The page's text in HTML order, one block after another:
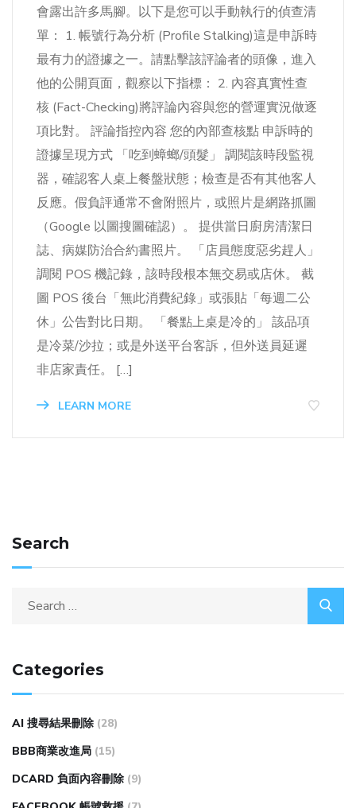
會露出許多馬腳。以下是您可以手動執行的偵查清
單： 1. 帳號行為分析 (Profile Stalking)這是申訴時
最有力的證據之一。請點擊該評論者的頭像，進入
他的公開頁面，觀察以下指標： 2. 內容真實性查
核 (Fact-Checking)將評論內容與您的營運實況做逐
項比對。 評論指控內容 您的內部查核點 申訴時的
證據呈現方式 「吃到蟑螂/頭髮」 調閱該時段監視
器，確認客人桌上餐盤狀態；檢查是否有其他客人
反應。假負評通常不會附照片，或照片是網路抓圖
（Google 以圖搜圖確認）。 提供當日廚房清潔日
誌、病媒防治合約書照片。 「店員態度惡劣趕人」
調閱 POS 機記錄，該時段根本無交易或店休。 截
圖 POS 後台「無此消費紀錄」或張貼「每週二公
休」公告對比日期。 「餐點上桌是冷的」 該品項
是冷菜/沙拉；或是外送平台客訴，但外送員延遲
非店家責任。 […]
LEARN MORE
Search
Categories
AI 搜尋結果刪除 (28)
BBB商業改進局 (15)
DCARD 負面內容刪除 (9)